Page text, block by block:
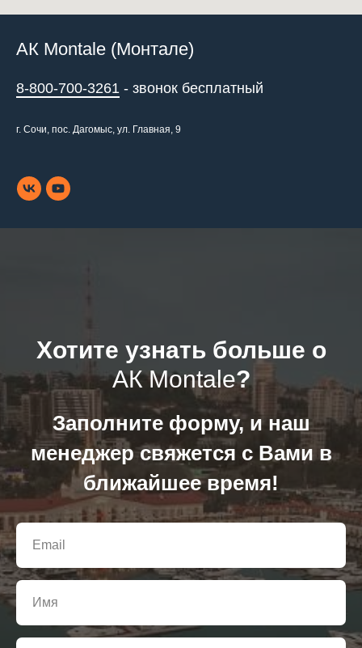
АК Montale (Монтале)
8-800-700-3261 - звонок бесплатный
г. Сочи, пос. Дагомыс, ул. Главная, 9
Хотите узнать больше о
АК Montale?
Заполните форму, и наш
менеджер свяжется с Вами в
ближайшее время!